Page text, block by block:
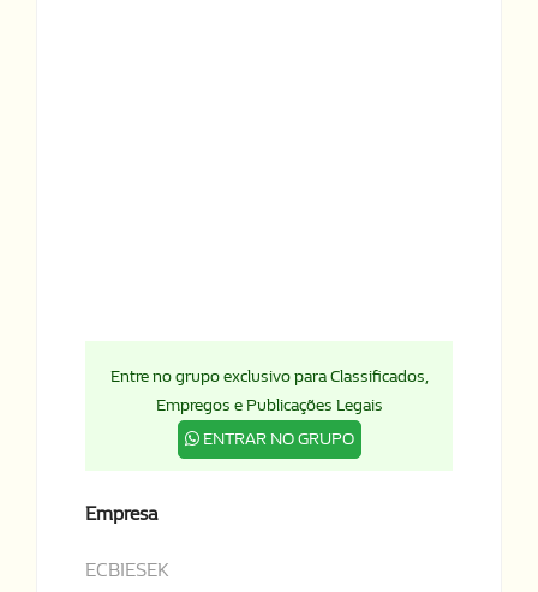
Entre no grupo exclusivo para Classificados,
Empregos e Publicações Legais
ENTRAR NO GRUPO
Empresa
ECBIESEK